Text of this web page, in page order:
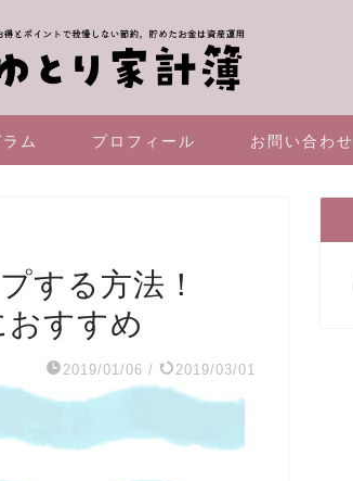
ム プロフィール お問い合わせ
する方法！
すすめ
2019/01/06 / 2019/03/01